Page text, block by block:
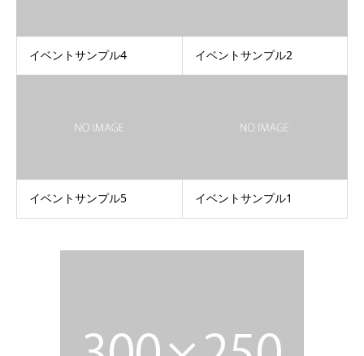
イベントサンプル4 イベントサンプル2
イベントサンプル5 イベントサンプル1